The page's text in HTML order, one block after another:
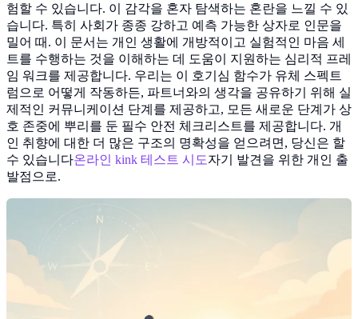
험할 수 있습니다. 이 감각을 혼자 탐색하는 혼란을 느낄 수 있
습니다. 특히 사회가 종종 강하고 예측 가능한 상자로 인문을
밀어 때. 이 문서는 개인 생활에 개방적이고 실험적인 마음 세
트를 수행하는 것을 이해하는 데 도움이 지원하는 심리적 프레
임 워크를 제공합니다. 우리는 이 호기심 함수가 유체 스펙트
럼으로 어떻게 작동하든, 파트너와의 생각을 공유하기 위해 실
제적인 커뮤니케이션 단계를 제공하고, 모든 새로운 단계가 상
호 존중에 뿌리를 둔 필수 안전 체크리스트를 제공합니다. 개
인 취향에 대한 더 많은 구조의 명확성을 얻으려면, 당신은 할
수 있습니다온라인 kink 테스트 시도자기 발견을 위한 개인 출
발점으로.